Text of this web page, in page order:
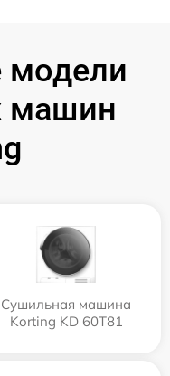
модели
машин
Сушильная машина
Korting KD 60T81